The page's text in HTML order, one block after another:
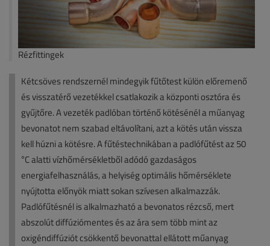
Rézfittingek
Kétcsöves rendszernél mindegyik fűtőtest külön előremenő
és visszatérő vezetékkel csatlakozik a központi osztóra és
gyűjtőre. A vezeték padlóban történő kötésénél a műanyag
bevonatot nem szabad eltávolítani, azt a kötés után vissza
kell húzni a kötésre. A fűtéstechnikában a padlófűtést az 50
°C alatti vízhőmérsékletből adódó gazdaságos
energiafelhasználás, a helyiség optimális hőmérséklete
nyújtotta előnyök miatt sokan szívesen alkalmazzák.
Padlófűtésnél is alkalmazható a bevonatos rézcső, mert
abszolút diffúziómentes és az ára sem több mint az
oxigéndiffúziót csökkentő bevonattal ellátott műanyag